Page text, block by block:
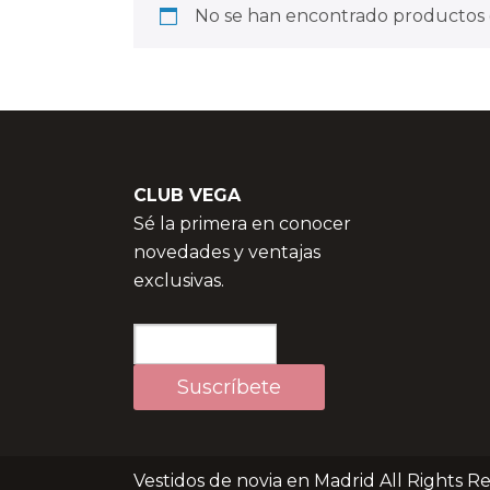
No se han encontrado
CLUB VEGA
Sé la primera en conocer
novedades y ventajas
exclusivas.
Vestidos de novia en Madrid All Rights